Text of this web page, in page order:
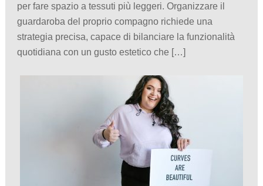
per fare spazio a tessuti più leggeri. Organizzare il
guardaroba del proprio compagno richiede una
strategia precisa, capace di bilanciare la funzionalità
quotidiana con un gusto estetico che […]